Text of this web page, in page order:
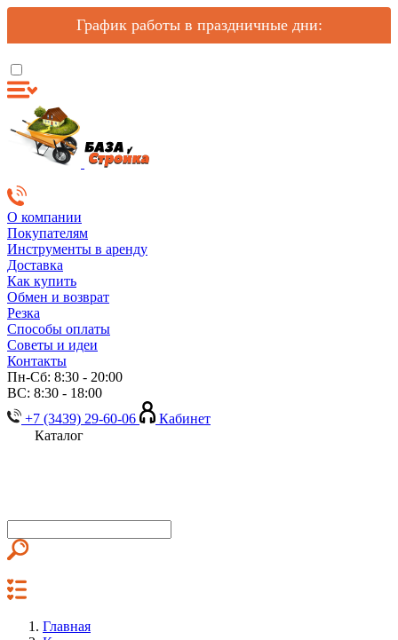
График работы в праздничные дни:
О компании
Покупателям
Инструменты в аренду
Доставка
Как купить
Обмен и возврат
Резка
Способы оплаты
Советы и идеи
Контакты
Пн-Сб: 8:30 - 20:00
ВС: 8:30 - 18:00
+7 (3439) 29-60-06
Кабинет
Каталог
Главная